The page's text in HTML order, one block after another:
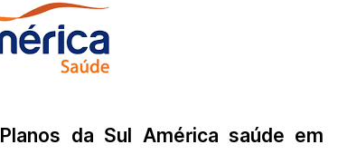
da Sul América saúde em